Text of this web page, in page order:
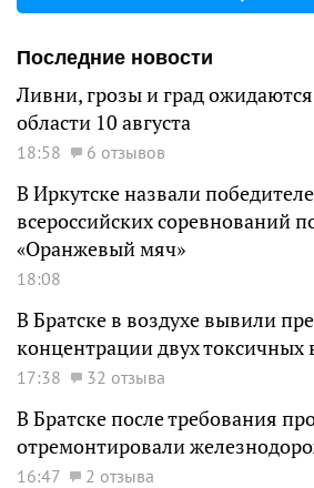
Последние новости
Ливни, грозы и град
области 10 августа
18:58 6 отзывов
В Иркутске назвали
всероссийских соревнований
«Оранжевый мяч»
18:08
В Братске в воздухе вывили
концентрации двух токсичных
17:38 32 отзыва
В Братске после требования
отремонтировали
16:47
2 отзыва